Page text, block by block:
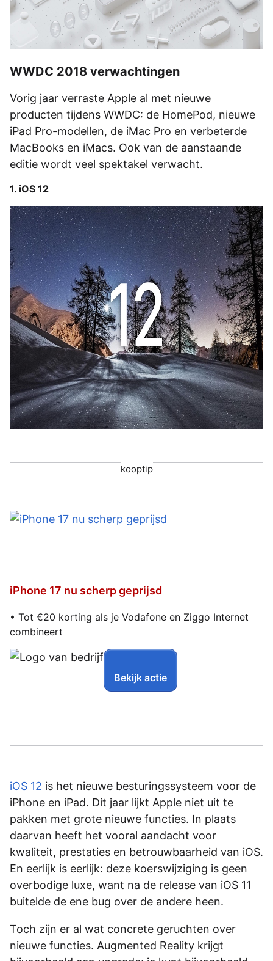
WWDC 2018 verwachtingen
Vorig jaar verraste Apple al met nieuwe
producten tijdens WWDC: de HomePod, nieuwe
iPad Pro-modellen, de iMac Pro en verbeterde
MacBooks en iMacs. Ook van de aanstaande
editie wordt veel spektakel verwacht.
1. iOS 12
kooptip
iPhone 17 nu scherp geprijsd
• Tot €20 korting als je Vodafone en Ziggo Internet
combineert
Bekijk actie
iOS 12 is het nieuwe besturingssysteem voor de
iPhone en iPad. Dit jaar lijkt Apple niet uit te
pakken met grote nieuwe functies. In plaats
daarvan heeft het vooral aandacht voor
kwaliteit, prestaties en betrouwbaarheid van iOS.
En eerlijk is eerlijk: deze koerswijziging is geen
overbodige luxe, want na de release van iOS 11
buitelde de ene bug over de andere heen.
Toch zijn er al wat concrete geruchten over
nieuwe functies. Augmented Reality krijgt